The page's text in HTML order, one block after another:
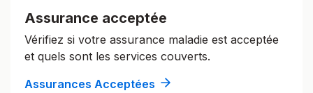
Assurance acceptée
Vérifiez si votre assurance maladie est acceptée
et quels sont les services couverts.
Assurances Acceptées